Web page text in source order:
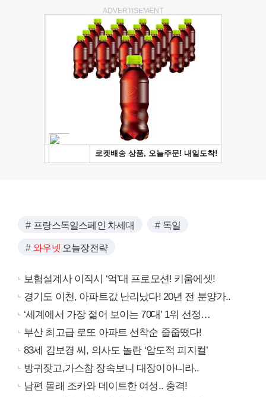
ADVERTISEMENT
프랑스독일스페인 차세대 독일
와우넷 오늘장전략
보험설계사 이직시 ‘억’대 프로모션! 키움에셋!
경기도 이천, 아파트값 난리났다! 20년 전 분양가..
‘세계에서 가장 젊어 보이는 70대’ 1위 선정…
부산 최고급 로또 아파트 선착순 줍줍떴다!
83세 김보경 씨, 의사도 놀란 ‘압도적 피지컬’
방귀잦고,가스참 장속보니 대장이아니라..
남편 몰래 조카와 데이트한 여성.. 충격!